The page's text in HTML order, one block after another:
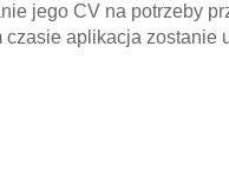
jego CV na potrzeby
aplikacja zostanie